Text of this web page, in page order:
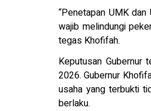
“Penetapan UMK
wajib melindungi
tegas Khofifah.
Keputusan Gubernur
2026. Gubernur
usaha yang terbukti
berlaku.